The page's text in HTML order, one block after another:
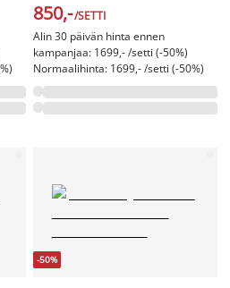
850,-/SETTI
Alin 30 päivän hinta ennen
kampanjaa: 1699,- /setti (-50%)
Normaalihinta: 1699,- /setti (-50%)
-50%